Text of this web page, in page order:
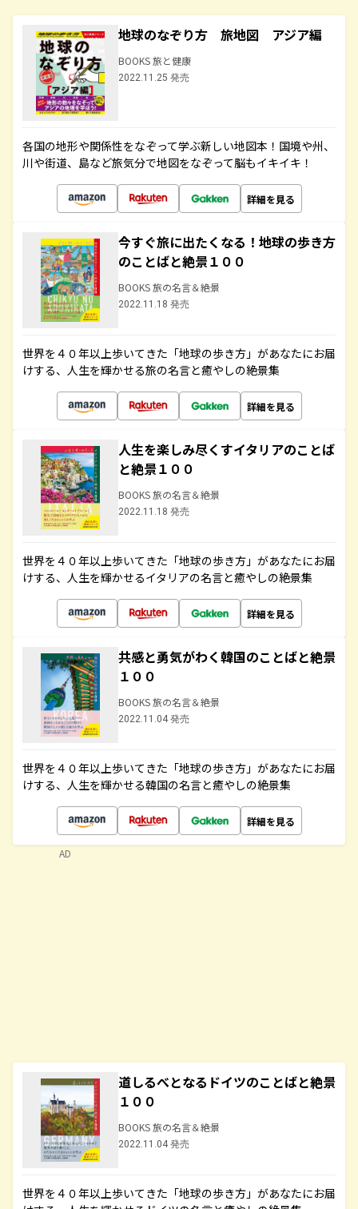
地球のなぞり方 旅地図 アジア編
BOOKS 旅と健康
2022.11.25 発売
各国の地形や関係性をなぞって学ぶ新しい地図本！国境や州、
川や街道、島など旅気分で地図をなぞって脳もイキイキ！
詳細を見る
今すぐ旅に出たくなる！地球の歩き方
のことばと絶景１００
BOOKS 旅の名言＆絶景
2022.11.18 発売
世界を４０年以上歩いてきた「地球の歩き方」があなたにお届
けする、人生を輝かせる旅の名言と癒やしの絶景集
詳細を見る
人生を楽しみ尽くすイタリアのことば
と絶景１００
BOOKS 旅の名言＆絶景
2022.11.18 発売
世界を４０年以上歩いてきた「地球の歩き方」があなたにお届
けする、人生を輝かせるイタリアの名言と癒やしの絶景集
詳細を見る
共感と勇気がわく韓国のことばと絶景
１００
BOOKS 旅の名言＆絶景
2022.11.04 発売
世界を４０年以上歩いてきた「地球の歩き方」があなたにお届
けする、人生を輝かせる韓国の名言と癒やしの絶景集
詳細を見る
道しるべとなるドイツのことばと絶景
１００
BOOKS 旅の名言＆絶景
2022.11.04 発売
世界を４０年以上歩いてきた「地球の歩き方」があなたにお届
AD